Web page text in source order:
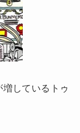
しているトゥ